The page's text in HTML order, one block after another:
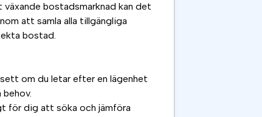
bostadsmarknad kan det
att samla alla tillgängliga
bostad.
om du letar efter en lägenhet
för dig att söka och jämföra